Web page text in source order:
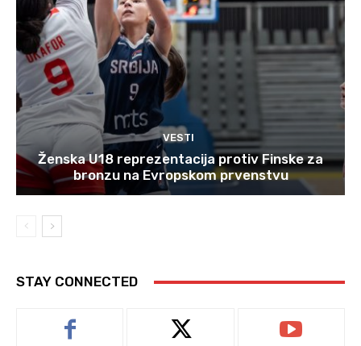
VESTI
Ženska U18 reprezentacija protiv Finske za
bronzu na Evropskom prvenstvu
STAY CONNECTED